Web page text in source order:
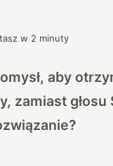
w 2 minuty
aby
zamiast